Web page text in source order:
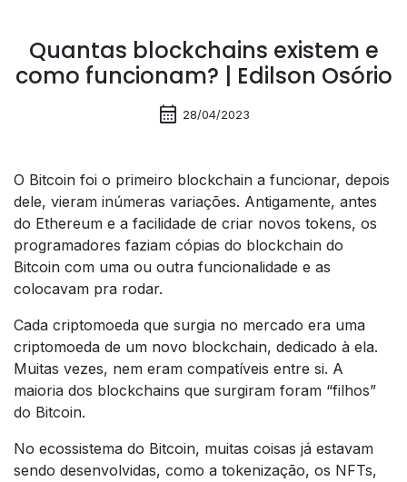
Quantas blockchains existem e
como funcionam? | Edilson Osório
calendar_month 28/04/2023
O Bitcoin foi o primeiro blockchain a funcionar, depois
dele, vieram inúmeras variações. Antigamente, antes
do Ethereum e a facilidade de criar novos tokens, os
programadores faziam cópias do blockchain do
Bitcoin com uma ou outra funcionalidade e as
colocavam pra rodar.
Cada criptomoeda que surgia no mercado era uma
criptomoeda de um novo blockchain, dedicado à ela.
Muitas vezes, nem eram compatíveis entre si. A
maioria dos blockchains que surgiram foram “filhos”
do Bitcoin.
No ecossistema do Bitcoin, muitas coisas já estavam
sendo desenvolvidas, como a tokenização, os NFTs,